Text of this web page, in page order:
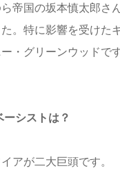
帝国の坂本慎太郎さ
。特に影響を受けた
・グリーンウッドで
シストは？
アが二大巨頭です。